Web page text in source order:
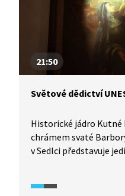
a klasicistní štíty. Na
hradu dnes najdete
s rozlehlou zahradou
21:50
Světové dědictví
Historické jádro Kutné
chrámem svaté
v Sedlci představuje
domů. Její uliční síť